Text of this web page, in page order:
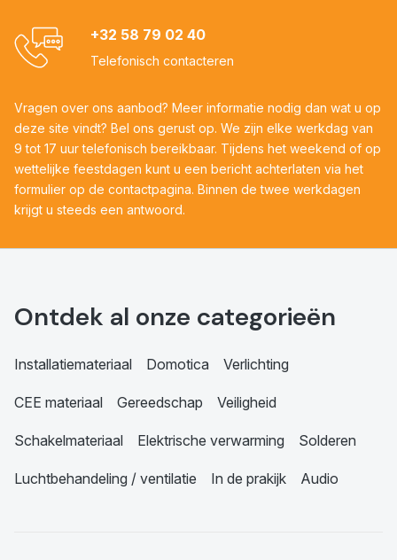
+32 58 79 02 40
Telefonisch contacteren
Vragen over ons aanbod? Meer informatie nodig dan wat u op
deze site vindt? Bel ons gerust op. We zijn elke werkdag van
9 tot 17 uur telefonisch bereikbaar. Tijdens het weekend of op
wettelijke feestdagen kunt u een bericht achterlaten via het
formulier op de contactpagina. Binnen de twee werkdagen
krijgt u steeds een antwoord.
Ontdek al onze categorieën
Installatiemateriaal Domotica Verlichting
CEE materiaal Gereedschap Veiligheid
Schakelmateriaal Elektrische verwarming Solderen
Luchtbehandeling / ventilatie In de prakijk Audio